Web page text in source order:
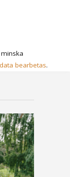
bearbetas.